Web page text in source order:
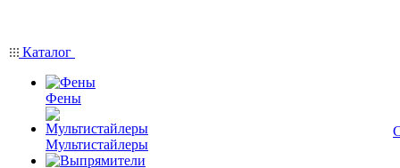
Каталог
Фены
Мультистайлеры